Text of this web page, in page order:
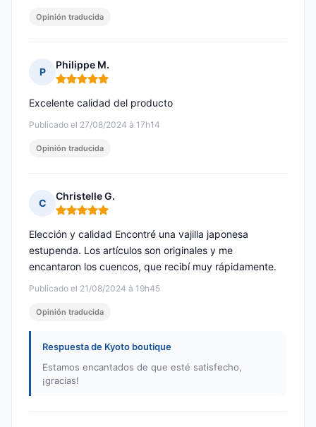
Opinión traducida
P
Philippe M.
Nota: 5 de 5
Publicado el 27/08/2024 à 17h14
Excelente calidad del producto
Opinión traducida
C
Christelle G.
Nota: 5 de 5
Publicado el 21/08/2024 à 19h45
Elección y calidad Encontré una vajilla japonesa
estupenda. Los artículos son originales y me
encantaron los cuencos, que recibí muy rápidamente.
Opinión traducida
Respuesta de Kyoto boutique
Estamos encantados de que esté satisfecho,
¡gracias!